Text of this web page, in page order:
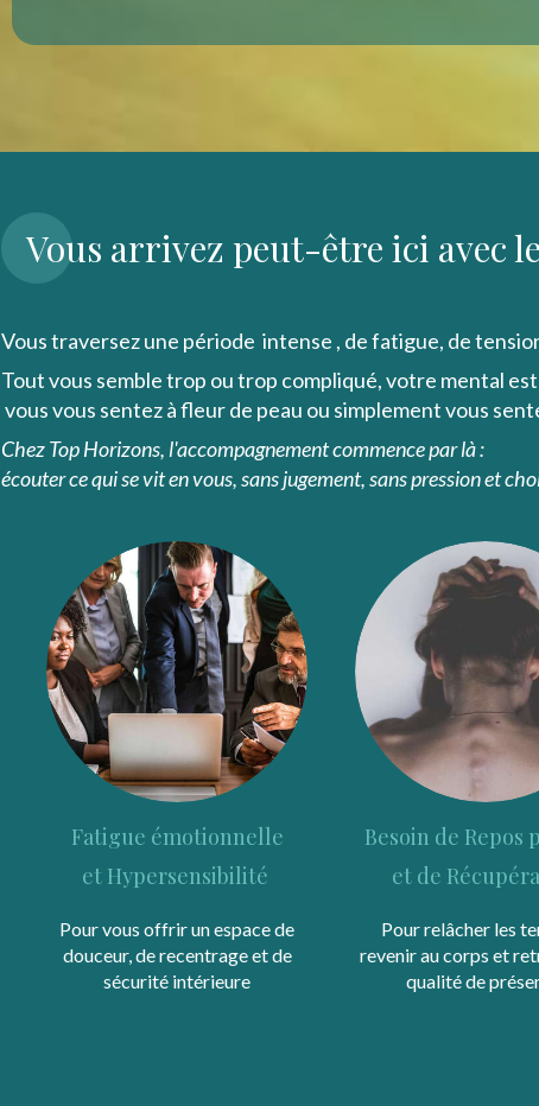
Vous arrivez peut-être ici avec
Vous traversez une période intense , de fatigue, de
Tout vous semble trop ou trop compliqué, votre mental
vous vous sentez à fleur de peau ou simplement vous
Chez Top Horizons, l'accompagnement commence par là :
écouter ce qui se vit en vous, sans jugement, sans pression et
Fatigue émotionnelle
et Hypersensibilité
Pour vous offrir un espace de
douceur, de recentrage et de
sécurité intérieure
Besoin de Repos
et de
Pour relâcher les
revenir au corps et
qualité de